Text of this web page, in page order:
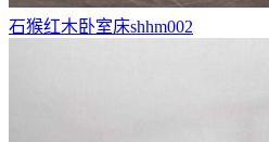
石猴红木卧室床shhm002